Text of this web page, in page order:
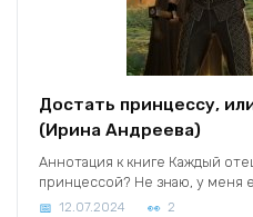
Достать принцессу,
(Ирина Андреева)
Аннотация к книге Каждый
принцессой? Не знаю, у меня
12.07.2024 2